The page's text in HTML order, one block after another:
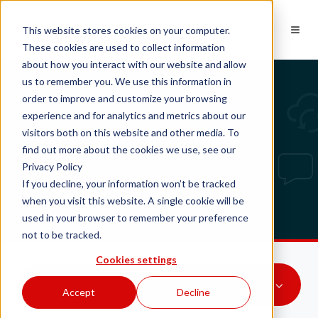
This website stores cookies on your computer.
These cookies are used to collect information
about how you interact with our website and allow
us to remember you. We use this information in
order to improve and customize your browsing
experience and for analytics and metrics about our
visitors both on this website and other media. To
find out more about the cookies we use, see our
Privacy Policy
If you decline, your information won’t be tracked
when you visit this website. A single cookie will be
used in your browser to remember your preference
not to be tracked.
Cookies settings
Accept Decline
Tech updates